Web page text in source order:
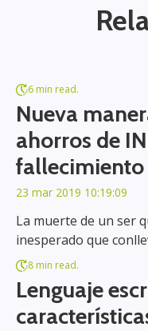
6 min read.
Nueva
ahorros de
fallecimiento
23 mar 2019 10:19:09
La muerte de un ser
inesperado que
8 min read.
Lenguaje